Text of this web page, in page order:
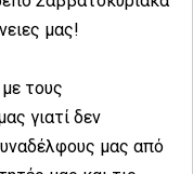
μας!
τους
γιατί δεν
μας από